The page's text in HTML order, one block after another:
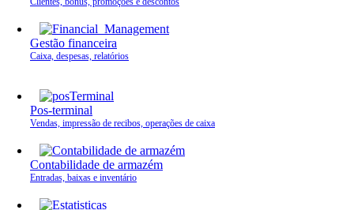
Gestão financeira
Caixa, despesas, relatórios
Pos-terminal
Vendas, impressão de recibos, operações de caixa
Contabilidade de armazém
Entradas, baixas e inventário